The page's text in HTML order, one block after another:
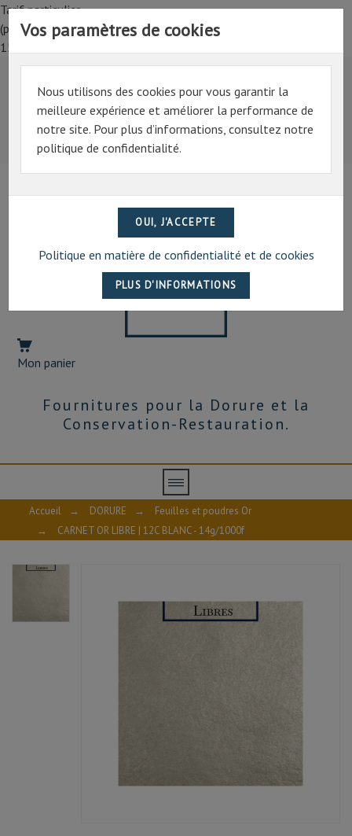
Tarif particulier,
(professionnel, connectez-vous pour bénéficier de la remise de
15%)
Tarif particulier,
(professionnel, connectez-vous pour bénéficier de la
remise de 15%)
07 69 94 13 47
Mon panier
Fournitures pour la Dorure et la
Conservation-Restauration.
Vos paramètres de cookies
Nous utilisons des cookies pour vous garantir la
meilleure expérience et améliorer la performance de
notre site. Pour plus d’informations, consultez notre
politique de confidentialité.
Politique en matière de confidentialité et de cookies
Accueil → DORURE →
Feuilles et poudres Or
→
CARNET OR LIBRE | 12C BLANC - 14g/1000f